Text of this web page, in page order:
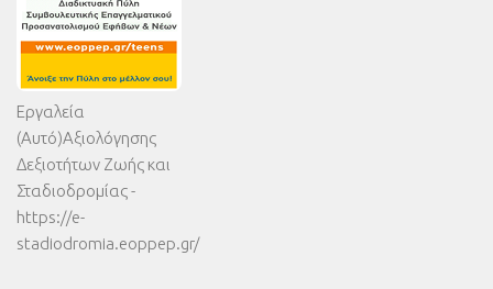
Εργαλεία
(Αυτό)Αξιολόγησης
Δεξιοτήτων Ζωής και
Σταδιοδρομίας -
https://e-
stadiodromia.eoppep.gr/